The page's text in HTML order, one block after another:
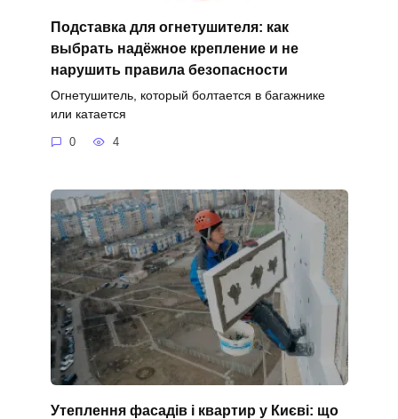
Подставка для огнетушителя: как
выбрать надёжное крепление и не
нарушить правила безопасности
Огнетушитель, который болтается в багажнике
или катается
0 4
Утеплення фасадів і квартир у Києві: що